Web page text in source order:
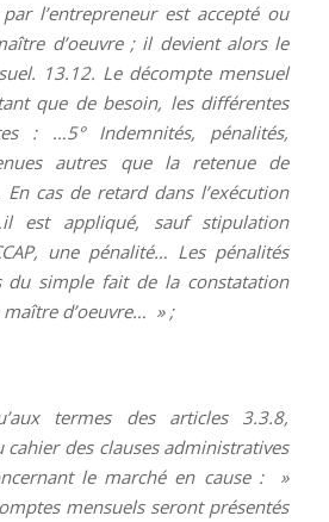
l’entrepreneur est accepté ou
d’oeuvre ; il devient alors le
13.12. Le décompte mensuel
que de besoin, les différentes
: …5° Indemnités, pénalités,
autres que la retenue de
cas de retard dans l’exécution
est appliqué, sauf stipulation
une pénalité… Les pénalités
du simple fait de la constatation
d’oeuvre… » ;
termes des articles 3.3.8,
des clauses administratives
le marché en cause : »
mensuels seront présentés